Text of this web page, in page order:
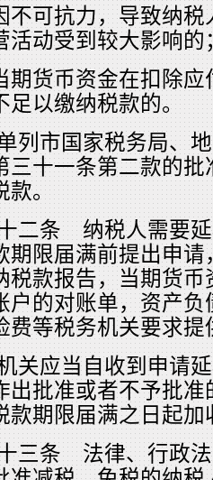
不可抗力，导致纳
活动受到较大影响的
期货币资金在扣除
足以缴纳税款的。
列市国家税务局、
三十一条第二款的
款。
二条 纳税人需要
期限届满前提出申
税款报告，当期货
户的对账单，资产
费等税务机关要求提
关应当自收到申请
出批准或者不予批
款期限届满之日起加
三条 法律、行政